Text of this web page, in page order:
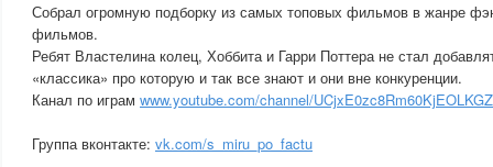
Собрал огромную подборку из самых топовых фильмов в жанре
фильмов.
Ребят Властелина колец, Хоббита и Гарри Поттера не стал
«классика» про которую и так все знают и они вне конкуренции.
Канал по играм www.youtube.com/channel/
Группа вконтакте: vk.com/s_miru_po_factu